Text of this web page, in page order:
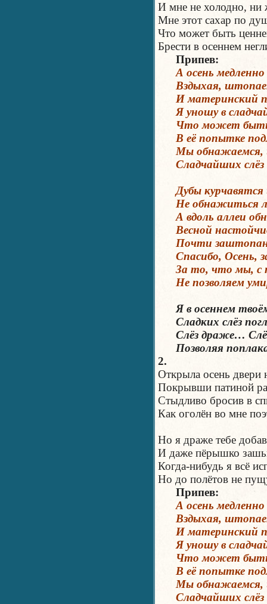
И мне не холодно,
Мне этот сахар по
Что может быть
Брести в осеннем
Припев:
А осень медленно
Вздыхая,
И материнский
Я уношу в
Что может быть
В её попытке
Мы обнажаемся,
Сладчайших
Дубы курчавятся
Не обнажиться
А вдоль аллеи
Весной
Почти
Спасибо, Осень,
За то, что мы, с
Не позволяем
Я в осеннем
Сладких слёз
Слёз драже…
Позволяя
2.
Открыла осень двери
Покрывши патиной
Стыдливо бросив в
Как оголён во мне
Но я драже тебе
И даже пёрышко
Когда-нибудь я всё
Но до полётов не
Припев:
А осень медленно
Вздыхая,
И материнский
Я уношу в
Что может быть
В её попытке
Мы обнажаемся,
Сладчайших